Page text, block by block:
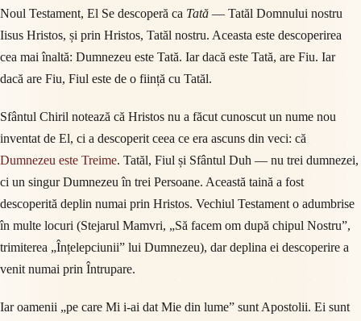
Noul Testament, El Se descoperă ca Tată — Tatăl Domnului nostru
Iisus Hristos, și prin Hristos, Tatăl nostru. Aceasta este descoperirea
cea mai înaltă: Dumnezeu este Tată. Iar dacă este Tată, are Fiu. Iar
dacă are Fiu, Fiul este de o ființă cu Tatăl.
Sfântul Chiril notează că Hristos nu a făcut cunoscut un nume nou
inventat de El, ci a descoperit ceea ce era ascuns din veci: că
Dumnezeu este Treime. Tatăl, Fiul și Sfântul Duh — nu trei dumnezei,
ci un singur Dumnezeu în trei Persoane. Această taină a fost
descoperită deplin numai prin Hristos. Vechiul Testament o adumbrise
în multe locuri (Stejarul Mamvri, „Să facem om după chipul Nostru”,
trimiterea „Înțelepciunii” lui Dumnezeu), dar deplina ei descoperire a
venit numai prin Întrupare.
Iar oamenii „pe care Mi i-ai dat Mie din lume” sunt Apostolii. Ei sunt